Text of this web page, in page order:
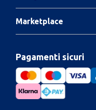
Marketplace
Pagamenti sicuri